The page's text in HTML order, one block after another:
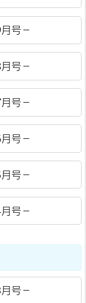
号－
号－
号－
号－
号－
号－
号－